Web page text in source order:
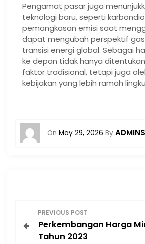
Pengamat pasar juga
teknologi baru, seperti
pemangkasan emisi saat
dapat mengubah perspektif
transisi energi global. Sebagai
ke depan tidak hanya
faktor tradisional, tetapi juga
kebijakan yang lebih ramah
On May 29, 2026 By
o
PREVIOUS POST
Perkembangan Harga
Tahun 2023